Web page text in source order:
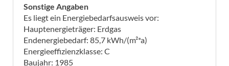
Sonstige Angaben
Es liegt ein Energiebedarfsausweis vor:
Hauptenergieträger: Erdgas
Endenergiebedarf: 85,7 kWh/(m²*a)
Energieeffizienzklasse: C
Baujahr: 1985